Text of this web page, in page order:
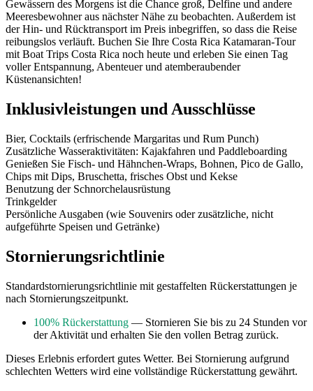
Gewässern des Morgens ist die Chance groß, Delfine und andere
Meeresbewohner aus nächster Nähe zu beobachten. Außerdem ist
der Hin- und Rücktransport im Preis inbegriffen, so dass die Reise
reibungslos verläuft. Buchen Sie Ihre Costa Rica Katamaran-Tour
mit Boat Trips Costa Rica noch heute und erleben Sie einen Tag
voller Entspannung, Abenteuer und atemberaubender
Küstenansichten!
Inklusivleistungen und Ausschlüsse
Bier, Cocktails (erfrischende Margaritas und Rum Punch)
Zusätzliche Wasseraktivitäten: Kajakfahren und Paddleboarding
Genießen Sie Fisch- und Hähnchen-Wraps, Bohnen, Pico de Gallo,
Chips mit Dips, Bruschetta, frisches Obst und Kekse
Benutzung der Schnorchelausrüstung
Trinkgelder
Persönliche Ausgaben (wie Souvenirs oder zusätzliche, nicht
aufgeführte Speisen und Getränke)
Stornierungsrichtlinie
Standardstornierungsrichtlinie mit gestaffelten Rückerstattungen je
nach Stornierungszeitpunkt.
100% Rückerstattung — Stornieren Sie bis zu 24 Stunden vor
der Aktivität und erhalten Sie den vollen Betrag zurück.
Dieses Erlebnis erfordert gutes Wetter. Bei Stornierung aufgrund
schlechten Wetters wird eine vollständige Rückerstattung gewährt.